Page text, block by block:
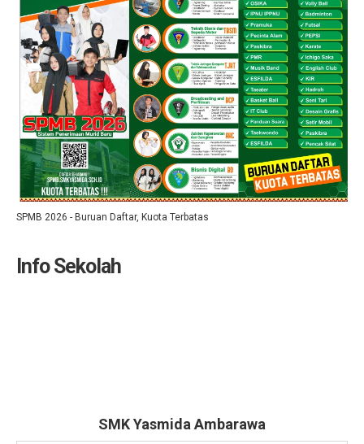
SPMB 2026 - Buruan Daftar, Kuota Terbatas
Info Sekolah
SMK Yasmida Ambarawa